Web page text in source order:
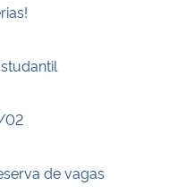
02
de vagas